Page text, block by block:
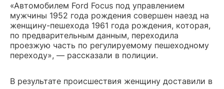
«Автомобилем Ford Focus под управлением
мужчины 1952 года рождения совершен наезд на
женщину-пешехода 1961 года рождения, которая,
по предварительным данным, переходила
проезжую часть по регулируемому пешеходному
переходу», — рассказали в полиции.
В результате происшествия женщину доставили в